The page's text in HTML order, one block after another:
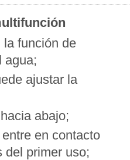
la función de
agua;
ajustar la
abajo;
en contacto
del primer uso;